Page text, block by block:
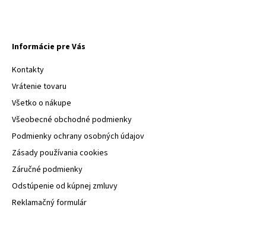
Informácie pre Vás
Kontakty
Vrátenie tovaru
Všetko o nákupe
Všeobecné obchodné podmienky
Podmienky ochrany osobných údajov
Zásady používania cookies
Záručné podmienky
Odstúpenie od kúpnej zmluvy
Reklamačný formulár